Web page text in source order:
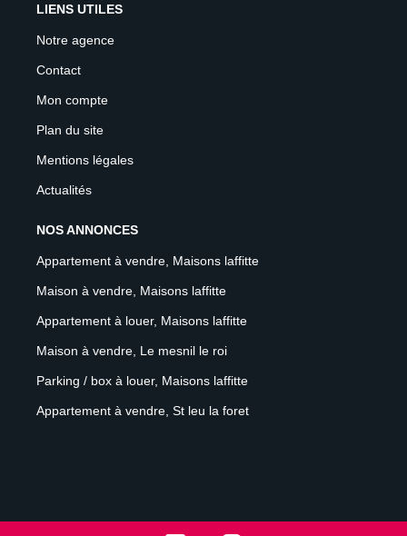
LIENS UTILES
Notre agence
Contact
Mon compte
Plan du site
Mentions légales
Actualités
NOS ANNONCES
Appartement à vendre, Maisons laffitte
Maison à vendre, Maisons laffitte
Appartement à louer, Maisons laffitte
Maison à vendre, Le mesnil le roi
Parking / box à louer, Maisons laffitte
Appartement à vendre, St leu la foret